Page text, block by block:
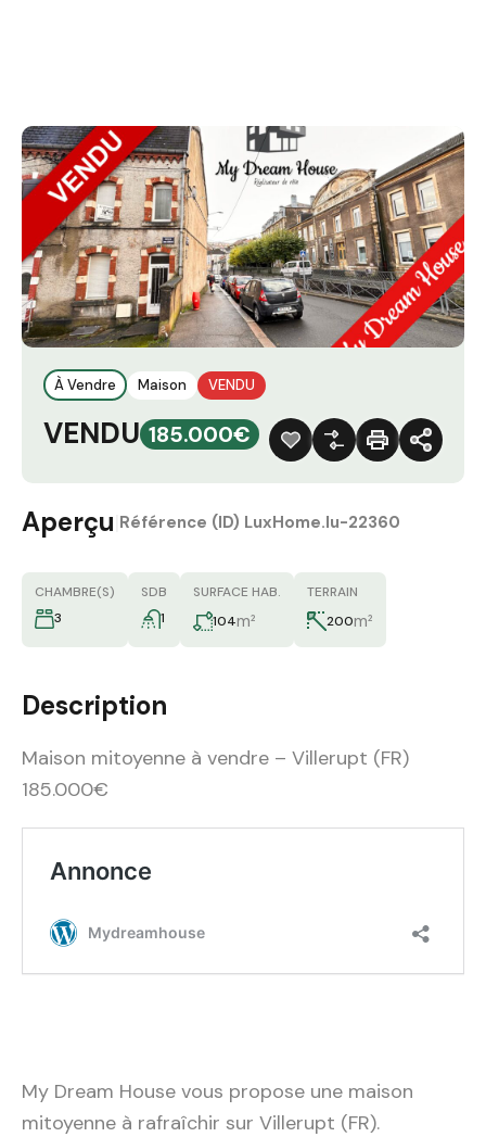
À Vendre Maison VENDU
VENDU 185.000€
Aperçu Référence (ID) LuxHome.lu-22360
CHAMBRE(S)
3
SDB
1
SURFACE HAB.
104m²
TERRAIN
200m²
Description
Maison mitoyenne à vendre – Villerupt (FR)
185.000€
My Dream House vous propose une maison
mitoyenne à rafraîchir sur Villerupt (FR).